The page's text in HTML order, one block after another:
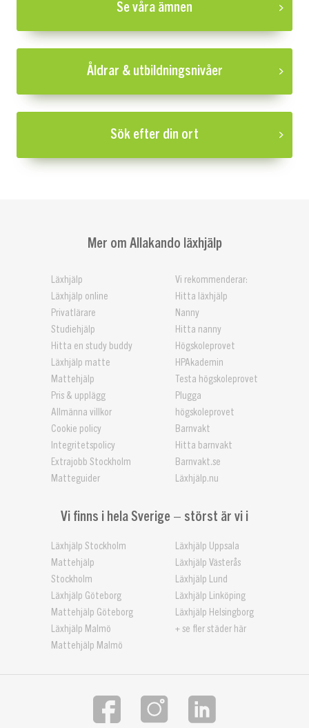
Se våra ämnen
Åldrar & utbildningsnivåer
Sök efter din ort
Mer om Allakando läxhjälp
Läxhjälp
Läxhjälp online
Privatlärare
Studiehjälp
Hitta en study buddy
Läxhjälp matte
Mattehjälp
Pris & upplägg
Allmänna villkor
Cookie policy
Integritetspolicy
Extrajobb Stockholm
Matteguider
Vi rekommenderar:
Hitta läxhjälp
Nanny
Hitta nanny
Högskoleprovet
HPAkademin
Testa högskoleprovet
Plugga
högskoleprovet
Barnvakt
Hitta barnvakt
Barnvakt.se
Läxhjälp.nu
Vi finns i hela Sverige – störst är vi i
Läxhjälp Stockholm
Mattehjälp
Stockholm
Läxhjälp Göteborg
Mattehjälp Göteborg
Läxhjälp Malmö
Mattehjälp Malmö
Läxhjälp Uppsala
Läxhjälp Västerås
Läxhjälp Lund
Läxhjälp Linköping
Läxhjälp Helsingborg
+ se fler städer här